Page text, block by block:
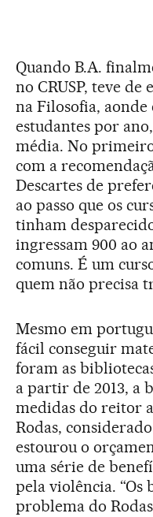
Quando B.A.
no CRUSP, teve
na Filosofia, aonde
estudantes por
média. No
com a
Descartes de
ao passo que os
tinham
ingressam 900 ao
comuns. É um
quem não precisa
Mesmo em
fácil conseguir
foram as
a partir de 2013, a
medidas do reitor
Rodas,
estourou o
uma série de
pela violência. “Os
problema do